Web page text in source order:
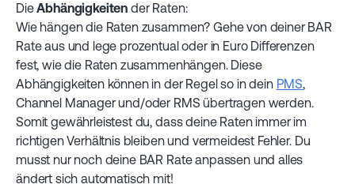
DieAbhängigkeiten der Raten:
Wie hängen die Raten zusammen? Gehe von deiner BAR
Rate aus und lege prozentual oder in Euro Differenzen
fest, wie die Raten zusammenhängen. Diese
Abhängigkeiten können in der Regel so in dein PMS,
Channel Manager und/oder RMS übertragen werden.
Somit gewährleistest du, dass deine Raten immer im
richtigen Verhältnis bleiben und vermeidest Fehler. Du
musst nur noch deine BAR Rate anpassen und alles
ändert sich automatisch mit!